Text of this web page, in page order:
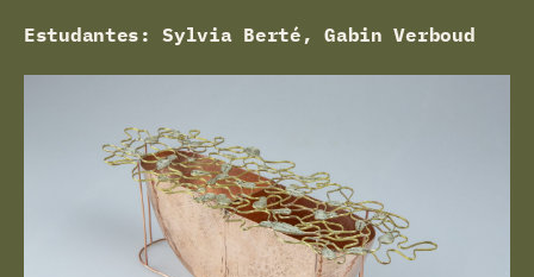
Estudantes: Sylvia Berté, Gabin Verboud